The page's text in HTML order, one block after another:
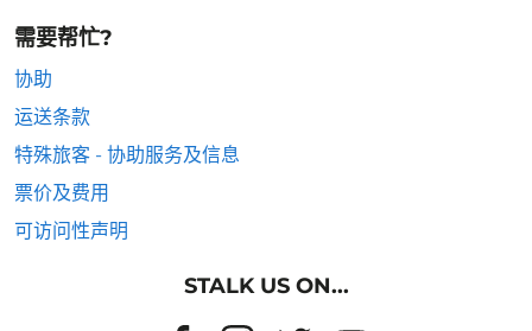
需要帮忙?
协助
运送条款
特殊旅客 - 协助服务及信息
票价及费用
可访问性声明
STALK US ON...